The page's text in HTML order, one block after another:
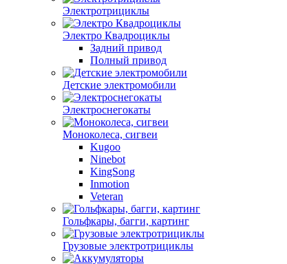
Электротрициклы
Электро Квадроциклы
Задний привод
Полный привод
Детские электромобили
Электроснегокаты
Моноколеса, сигвеи
Kugoo
Ninebot
KingSong
Inmotion
Veteran
Гольфкары, багги, картинг
Грузовые электротрициклы